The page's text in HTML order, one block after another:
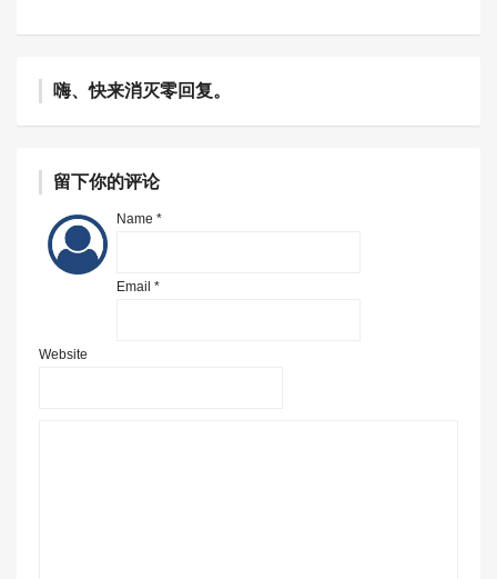
嗨、快来消灭零回复。
留下你的评论
Name *
Email *
Website